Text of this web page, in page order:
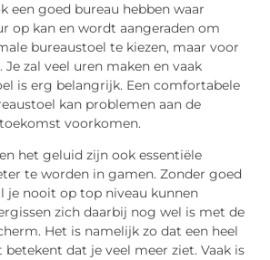
een goed bureau hebben waar
op kan en wordt aangeraden om
bureaustoel te kiezen, maar voor
. Je zal veel uren maken en vaak
is erg belangrijk. Een comfortabele
kan problemen aan de
voorkomen.
het geluid zijn ook essentiële
te worden in gamen. Zonder goed
je nooit op top niveau kunnen
zich daarbij nog wel is met de
Het is namelijk zo dat een heel
dat je veel meer ziet. Vaak is